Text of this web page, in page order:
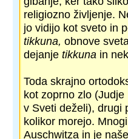
religiozno življenje.
jo vidijo kot sveto in
tikkuna, obnove
dejanje tikkuna in
Toda skrajno
kot zoprno zlo
v Sveti deželi), drugi
kolikor morejo.
Auschwitza in je